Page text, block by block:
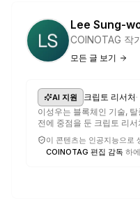
Lee Sung-
COINOTAG 작
모든 글 보기
AI 지원 크립토 리서처·
이성우는 블록체인 기술,
전에 중점을 둔 크립토 리서
이 콘텐츠는 인공지능으로
COINOTAG 편집 감독 하